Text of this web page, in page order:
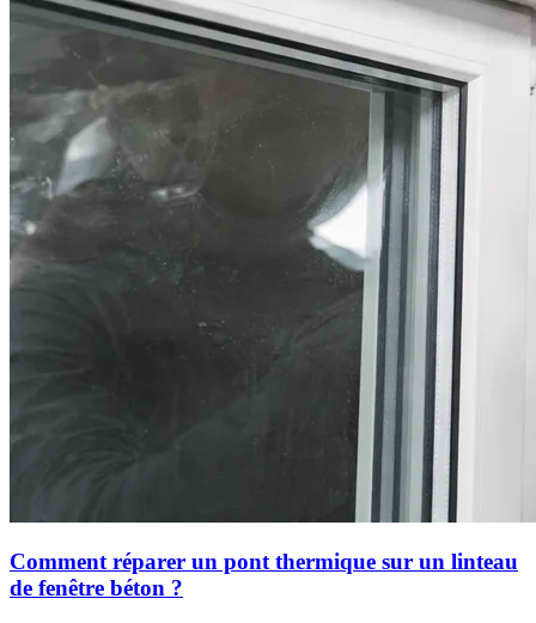
Comment réparer un pont thermique sur un linteau
de fenêtre béton ?